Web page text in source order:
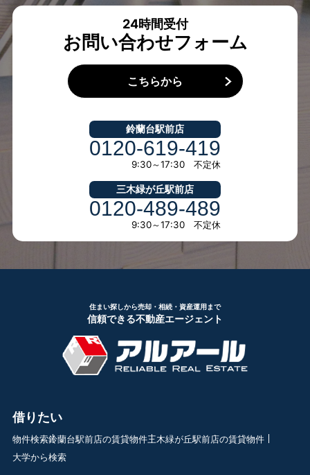
24時間受付
お問い合わせフォーム
こちらから
鈴蘭台駅前店
0120-619-419
9:30～17:30 不定休
三木緑が丘駅前店
0120-489-489
9:30～17:30 不定休
住まい探しから売却・相続・資産運用まで
信頼できる不動産エージェント
借りたい
物件検索鈴蘭台駅前店の賃貸物件三木緑が丘駅前店の賃貸物件
大学から検索